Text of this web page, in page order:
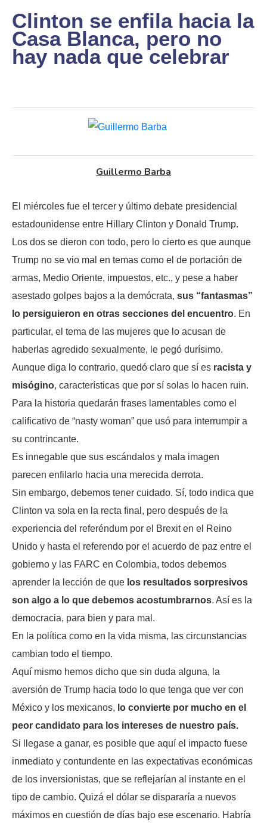
Clinton se enfila hacia la
Casa Blanca, pero no
hay nada que celebrar
Guillermo Barba
El miércoles fue el tercer y último debate presidencial
estadounidense entre Hillary Clinton y Donald Trump.
Los dos se dieron con todo, pero lo cierto es que aunque
Trump no se vio mal en temas como el de portación de
armas, Medio Oriente, impuestos, etc., y pese a haber
asestado golpes bajos a la demócrata, sus “fantasmas”
lo persiguieron en otras secciones del encuentro. En
particular, el tema de las mujeres que lo acusan de
haberlas agredido sexualmente, le pegó durísimo.
Aunque diga lo contrario, quedó claro que sí es racista y
misógino, características que por sí solas lo hacen ruin.
Para la historia quedarán frases lamentables como el
calificativo de “nasty woman” que usó para interrumpir a
su contrincante.
Es innegable que sus escándalos y mala imagen
parecen enfilarlo hacia una merecida derrota.
Sin embargo, debemos tener cuidado. Sí, todo indica que
Clinton va sola en la recta final, pero después de la
experiencia del referéndum por el Brexit en el Reino
Unido y hasta el referendo por el acuerdo de paz entre el
gobierno y las FARC en Colombia, todos debemos
aprender la lección de que los resultados sorpresivos
son algo a lo que debemos acostumbrarnos. Así es la
democracia, para bien y para mal.
En la política como en la vida misma, las circunstancias
cambian todo el tiempo.
Aquí mismo hemos dicho que sin duda alguna, la
aversión de Trump hacia todo lo que tenga que ver con
México y los mexicanos, lo convierte por mucho en el
peor candidato para los intereses de nuestro país.
Si llegase a ganar, es posible que aquí el impacto fuese
inmediato y contundente en las expectativas económicas
de los inversionistas, que se reflejarían al instante en el
tipo de cambio. Quizá el dólar se dispararía a nuevos
máximos en cuestión de días bajo ese escenario. Habría